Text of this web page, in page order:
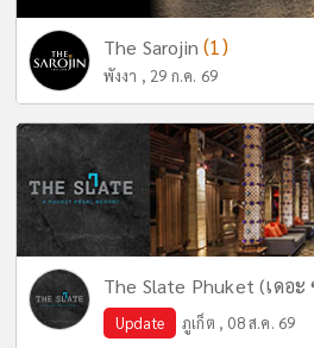
The Sarojin(1)
พังงา , 29 ก.ค. 69
The Slate Phuket (เดอะ
Update ภูเก็ต , 08 ส.ค. 69